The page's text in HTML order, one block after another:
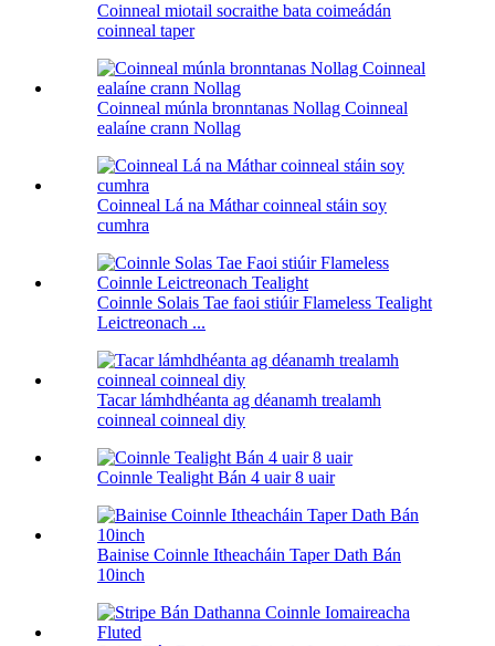
Coinneal miotail socraithe bata coimeádán
coinneal taper
Coinneal múnla bronntanas Nollag Coinneal
ealaíne crann Nollag
Coinneal Lá na Máthar coinneal stáin soy
cumhra
Coinnle Solais Tae faoi stiúir Flameless Tealight
Leictreonach ...
Tacar lámhdhéanta ag déanamh trealamh
coinneal coinneal diy
Coinnle Tealight Bán 4 uair 8 uair
Bainise Coinnle Itheacháin Taper Dath Bán
10inch